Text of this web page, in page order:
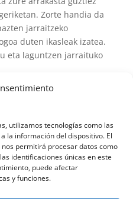
utilizamos tecnologías como las
la información del dispositivo. El
permitirá procesar datos como
identificaciones únicas en este
puede afectar
y funciones.
Zorte handia da
jarraitzeko
duten ikasleak izatea.
eta laguntzen jarraituko